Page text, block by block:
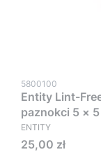
5800100
Entity Lint-
paznokci 5 ×
ENTITY
Cena
25,00 zł